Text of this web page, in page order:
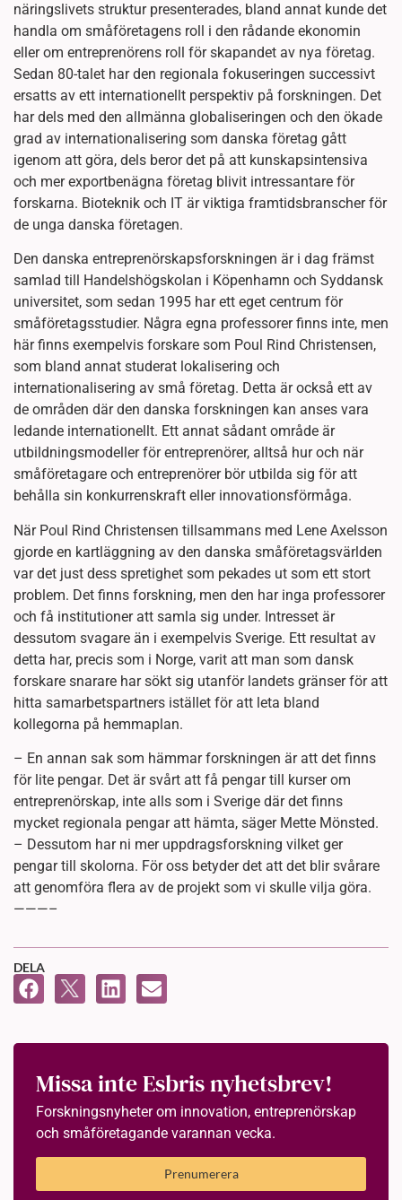
näringslivets struktur presenterades, bland annat kunde det
handla om småföretagens roll i den rådande ekonomin
eller om entreprenörens roll för skapandet av nya företag.
Sedan 80-talet har den regionala fokuseringen successivt
ersatts av ett internationellt perspektiv på forskningen. Det
har dels med den allmänna globaliseringen och den ökade
grad av internationalisering som danska företag gått
igenom att göra, dels beror det på att kunskapsintensiva
och mer exportbenägna företag blivit intressantare för
forskarna. Bioteknik och IT är viktiga framtidsbranscher för
de unga danska företagen.
Den danska entreprenörskapsforskningen är i dag främst
samlad till Handelshögskolan i Köpenhamn och Syddansk
universitet, som sedan 1995 har ett eget centrum för
småföretagsstudier. Några egna professorer finns inte, men
här finns exempelvis forskare som Poul Rind Christensen,
som bland annat studerat lokalisering och
internationalisering av små företag. Detta är också ett av
de områden där den danska forskningen kan anses vara
ledande internationellt. Ett annat sådant område är
utbildningsmodeller för entreprenörer, alltså hur och när
småföretagare och entreprenörer bör utbilda sig för att
behålla sin konkurrenskraft eller innovationsförmåga.
När Poul Rind Christensen tillsammans med Lene Axelsson
gjorde en kartläggning av den danska småföretagsvärlden
var det just dess spretighet som pekades ut som ett stort
problem. Det finns forskning, men den har inga professorer
och få institutioner att samla sig under. Intresset är
dessutom svagare än i exempelvis Sverige. Ett resultat av
detta har, precis som i Norge, varit att man som dansk
forskare snarare har sökt sig utanför landets gränser för att
hitta samarbetspartners istället för att leta bland
kollegorna på hemmaplan.
– En annan sak som hämmar forskningen är att det finns
för lite pengar. Det är svårt att få pengar till kurser om
entreprenörskap, inte alls som i Sverige där det finns
mycket regionala pengar att hämta, säger Mette Mönsted.
– Dessutom har ni mer uppdragsforskning vilket ger
pengar till skolorna. För oss betyder det att det blir svårare
att genomföra flera av de projekt som vi skulle vilja göra.
———–
DELA
Missa inte Esbris nyhetsbrev!
Forskningsnyheter om innovation, entreprenörskap
och småföretagande varannan vecka.
Prenumerera